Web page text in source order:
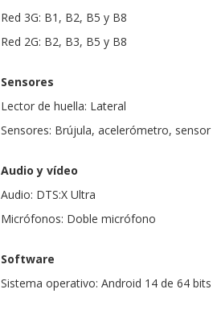
Red 3G: B1, B2, B5 y B8
Red 2G: B2, B3, B5 y B8
Sensores
Lector de huella: Lateral
Sensores: Brújula, acelerómetro,
Audio y vídeo
Audio: DTS:X Ultra
Micrófonos: Doble micrófono
Software
Sistema operativo: Android 14 de 64 bits